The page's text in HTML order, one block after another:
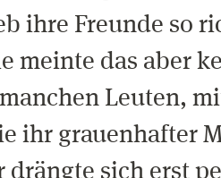
ihre Freunde so
meinte das aber
Leuten,
ihr grauenhafter
drängte sich erst